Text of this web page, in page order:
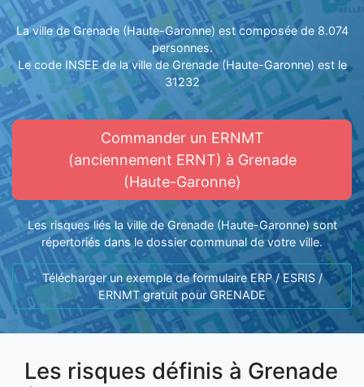
La ville de Grenade (Haute-Garonne) est composée de 8.074
personnes.
Le code INSEE de la ville de Grenade (Haute-Garonne) est le
31232
Commander un ERNMT
(anciennement ERNT) à Grenade
(Haute-Garonne)
Les risques liés la ville de Grenade (Haute-Garonne) sont
répertoriés dans le dossier communal de votre ville.
Télécharger un exemple de formulaire ERP / ESRIS /
ERNMT gratuit pour GRENADE
Les risques définis à Grenade